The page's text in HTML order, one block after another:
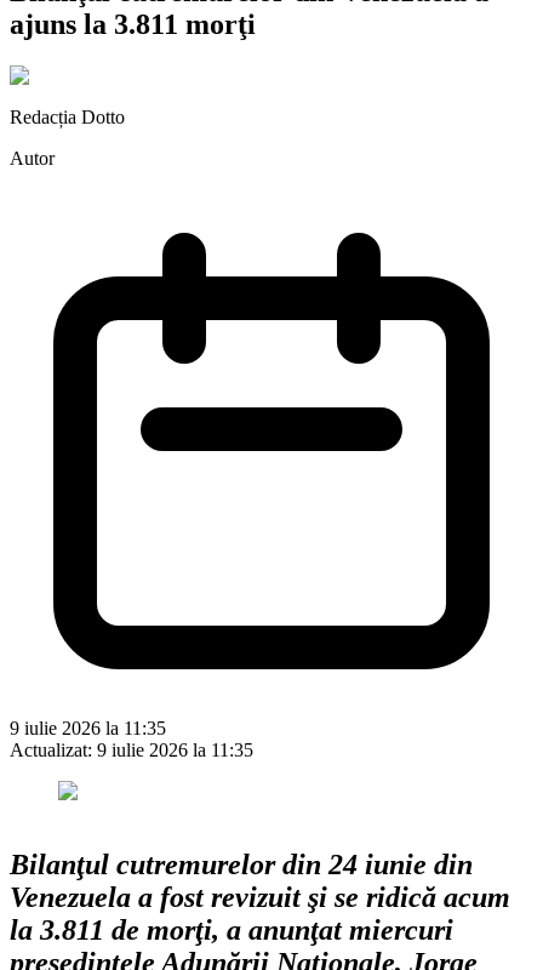
ajuns la 3.811 morţi
Redacția Dotto
Autor
9 iulie 2026 la 11:35
Actualizat: 9 iulie 2026 la 11:35
Bilanţul cutremurelor din 24 iunie din
Venezuela a fost revizuit şi se ridică acum
la 3.811 de morţi, a anunţat miercuri
preşedintele Adunării Naţionale, Jorge